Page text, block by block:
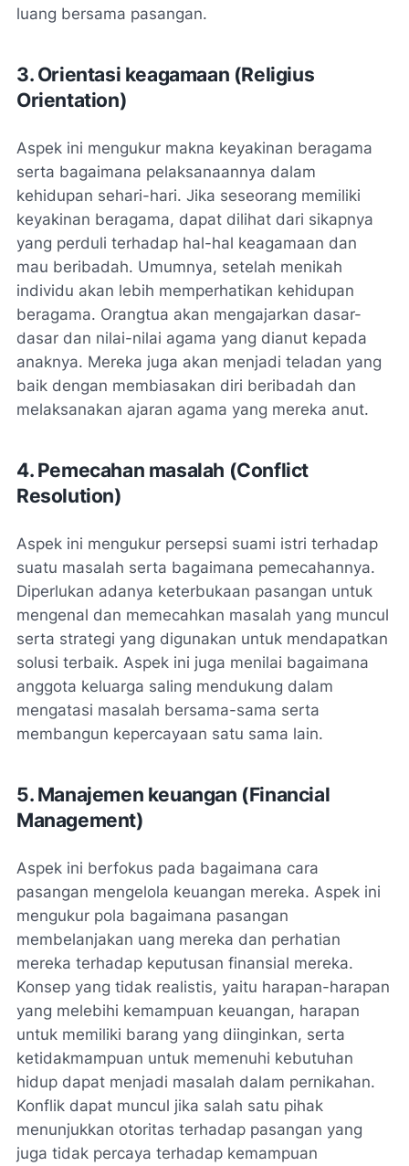
luang bersama pasangan.
3. Orientasi keagamaan (Religius
Orientation)
Aspek ini mengukur makna keyakinan beragama
serta bagaimana pelaksanaannya dalam
kehidupan sehari-hari. Jika seseorang memiliki
keyakinan beragama, dapat dilihat dari sikapnya
yang perduli terhadap hal-hal keagamaan dan
mau beribadah. Umumnya, setelah menikah
individu akan lebih memperhatikan kehidupan
beragama. Orangtua akan mengajarkan dasar-
dasar dan nilai-nilai agama yang dianut kepada
anaknya. Mereka juga akan menjadi teladan yang
baik dengan membiasakan diri beribadah dan
melaksanakan ajaran agama yang mereka anut.
4. Pemecahan masalah (Conflict
Resolution)
Aspek ini mengukur persepsi suami istri terhadap
suatu masalah serta bagaimana pemecahannya.
Diperlukan adanya keterbukaan pasangan untuk
mengenal dan memecahkan masalah yang muncul
serta strategi yang digunakan untuk mendapatkan
solusi terbaik. Aspek ini juga menilai bagaimana
anggota keluarga saling mendukung dalam
mengatasi masalah bersama-sama serta
membangun kepercayaan satu sama lain.
5. Manajemen keuangan (Financial
Management)
Aspek ini berfokus pada bagaimana cara
pasangan mengelola keuangan mereka. Aspek ini
mengukur pola bagaimana pasangan
membelanjakan uang mereka dan perhatian
mereka terhadap keputusan finansial mereka.
Konsep yang tidak realistis, yaitu harapan-harapan
yang melebihi kemampuan keuangan, harapan
untuk memiliki barang yang diinginkan, serta
ketidakmampuan untuk memenuhi kebutuhan
hidup dapat menjadi masalah dalam pernikahan.
Konflik dapat muncul jika salah satu pihak
menunjukkan otoritas terhadap pasangan yang
juga tidak percaya terhadap kemampuan